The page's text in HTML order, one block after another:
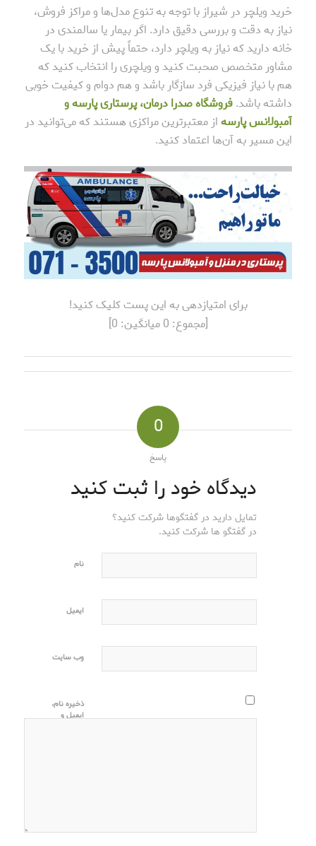
خرید ویلچر در شیراز با توجه به تنوع مدل‌ها و مراکز فروش،
نیاز به دقت و بررسی دقیق دارد. اگر بیمار یا سالمندی در
خانه دارید که نیاز به ویلچر دارد، حتماً پیش از خرید با یک
مشاور متخصص صحبت کنید و ویلچری را انتخاب کنید که
هم با نیاز فیزیکی فرد سازگار باشد و هم دوام و کیفیت خوبی
داشته باشد.فروشگاه صدرا درمان، پرستاری پارسه و
آمبولانس پارسهاز معتبرترین مراکزی هستند که می‌توانید در
این مسیر به آن‌ها اعتماد کنید.
برای امتیازدهی به این پست کلیک کنید!
[مجموع: 0میانگین: 0
]
0
پاسخ
دیدگاه خود را ثبت کنید
تمایل دارید در گفتگوها شرکت کنید؟
در گفتگو ها شرکت کنید.
نام
ایمیل
وب‌ سایت
ذخیره نام،
ایمیل و